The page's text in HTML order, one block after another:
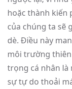
hoặc thành kiến
của chúng ta sẽ
dè. Điều này
môi trường
trọng cá nhân là
sự tự do thoải